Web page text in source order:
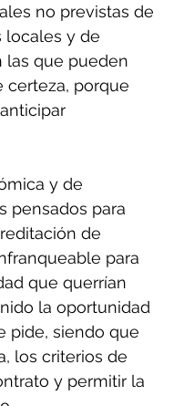
no previstas de
locales y de
las que pueden
certeza, porque
y de
pensados para
de
para
que querrían
la oportunidad
pide, siendo que
los criterios de
y permitir la